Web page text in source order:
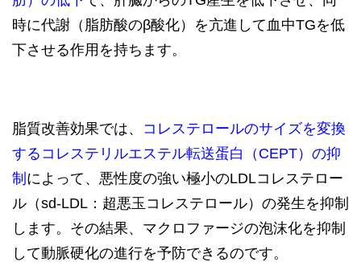
時に代謝（脂肪酸のβ酸化）を亢進して血中TGを低
下させる作用を持ちます。
脂質改善効果では、 コレステロールのサイズを変換
するコレステリルエステル転送蛋白（CEPT）の抑
制 によって、悪性度の強い極小のLDLコレステロー
ル（sd-LDL：超悪玉コレステロール）の発生を抑制
します。その結果、マクロファージの泡沫化を抑制
して動脈硬化の進行を予防できるのです。